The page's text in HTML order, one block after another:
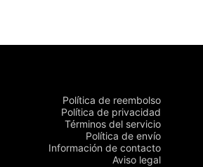
Política de reembolso
Política de privacidad
Términos del servicio
Política de envío
Información de contacto
Aviso legal